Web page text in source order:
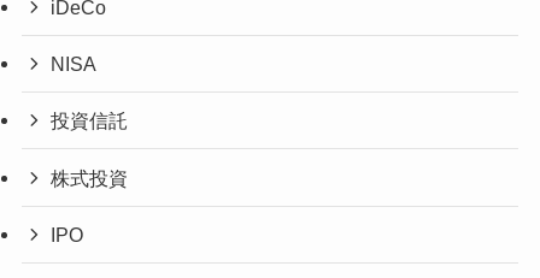
iDeCo
NISA
投資信託
株式投資
IPO